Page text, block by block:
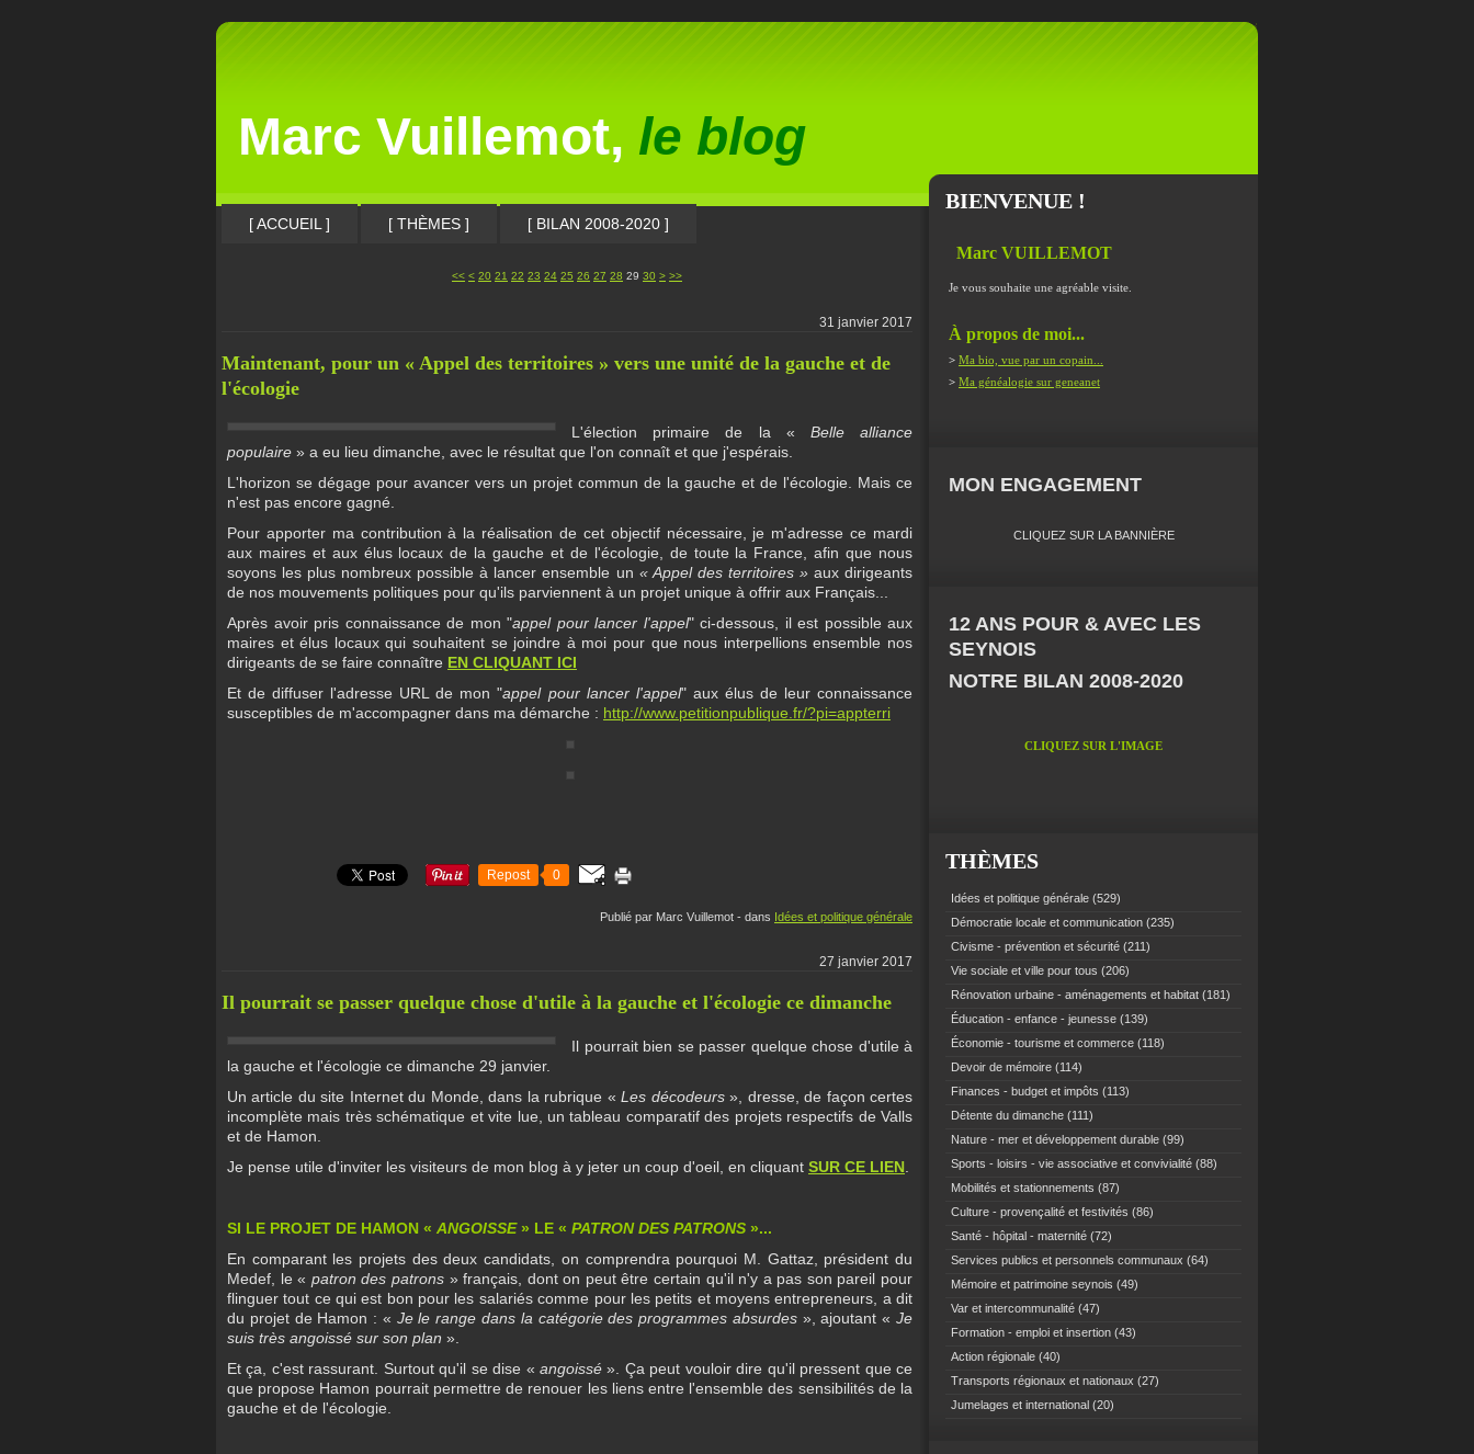
Marc Vuillemot, le blog
[ ACCUEIL ] [ THÈMES ] [ BILAN 2008-2020 ]
<< < 10
20 21 22 23 24 25 26 27 28 29 30 40
50
> >>
31 janvier 2017
Maintenant, pour un « Appel des territoires » vers une unité de la gauche et de
l'écologie
L'élection primaire de la « Belle alliance
populaire » a eu lieu dimanche, avec le résultat que l'on connaît et que j'espérais.
L'horizon se dégage pour avancer vers un projet commun de la gauche et de l'écologie. Mais ce
n'est pas encore gagné.
Pour apporter ma contribution à la réalisation de cet objectif nécessaire, je m'adresse ce mardi
aux maires et aux élus locaux de la gauche et de l'écologie, de toute la France, afin que nous
soyons les plus nombreux possible à lancer ensemble un « Appel des territoires » aux dirigeants
de nos mouvements politiques pour qu'ils parviennent à un projet unique à offrir aux Français...
Après avoir pris connaissance de mon "appel pour lancer l'appel" ci-dessous, il est possible aux
maires et élus locaux qui souhaitent se joindre à moi pour que nous interpellions ensemble nos
dirigeants de se faire connaître EN CLIQUANT ICI
Et de diffuser l'adresse URL de mon "appel pour lancer l'appel" aux élus de leur connaissance
susceptibles de m'accompagner dans ma démarche : http://www.petitionpublique.fr/?pi=appterri
Repost 0
Publié par Marc Vuillemot - dans Idées et politique générale
27 janvier 2017
Il pourrait se passer quelque chose d'utile à la gauche et l'écologie ce dimanche
Il pourrait bien se passer quelque chose d'utile à
la gauche et l'écologie ce dimanche 29 janvier.
Un article du site Internet du Monde, dans la rubrique «Les décodeurs», dresse, de façon certes
incomplète mais très schématique et vite lue, un tableau comparatif des projets respectifs de Valls
et de Hamon.
Je pense utile d'inviter les visiteurs de mon blog à y jeter un coup d'oeil, en cliquant SUR CE LIEN
SI LE PROJET DE HAMON « ANGOISSE» LE « PATRON DES PATRONS »...
En comparant les projets des deux candidats, on comprendra pourquoi M. Gattaz, président du
Medef, le « patron des patrons» français, dont on peut être certain qu'il n'y a pas son pareil pour
flinguer tout ce qui est bon pour les salariés comme pour les petits et moyens entrepreneurs, a dit
du projet de Hamon : « Je le range dans la catégorie des programmes absurdes», ajoutant «Je
suis très angoissé sur son plan ».
Et ça, c'est rassurant. Surtout qu'il se dise « angoissé». Ça peut vouloir dire qu'il pressent que ce
que propose Hamon pourrait permettre de renouer les liens entre l'ensemble des sensibilités de la
gauche et de l'écologie.
BIENVENUE !
Marc VUILLEMOT
Je vous souhaite une agréable visite.
À propos de moi...
> Ma bio, vue par un copain...
> Ma généalogie sur geneanet
MON ENGAGEMENT
CLIQUEZ SUR LA BANNIÈRE
12 ANS POUR & AVEC LES
SEYNOIS
NOTRE BILAN 2008-2020
CLIQUEZ SUR L'IMAGE
THÈMES
Idées et politique générale (529)
Démocratie locale et communication (235)
Civisme - prévention et sécurité (211)
Vie sociale et ville pour tous (206)
Rénovation urbaine - aménagements et habitat (181)
Éducation - enfance - jeunesse (139)
Économie - tourisme et commerce (118)
Devoir de mémoire (114)
Finances - budget et impôts (113)
Détente du dimanche (111)
Nature - mer et développement durable (99)
Sports - loisirs - vie associative et convivialité (88)
Mobilités et stationnements (87)
Culture - provençalité et festivités (86)
Santé - hôpital - maternité (72)
Services publics et personnels communaux (64)
Mémoire et patrimoine seynois (49)
Var et intercommunalité (47)
Formation - emploi et insertion (43)
Action régionale (40)
Transports régionaux et nationaux (27)
Jumelages et international (20)